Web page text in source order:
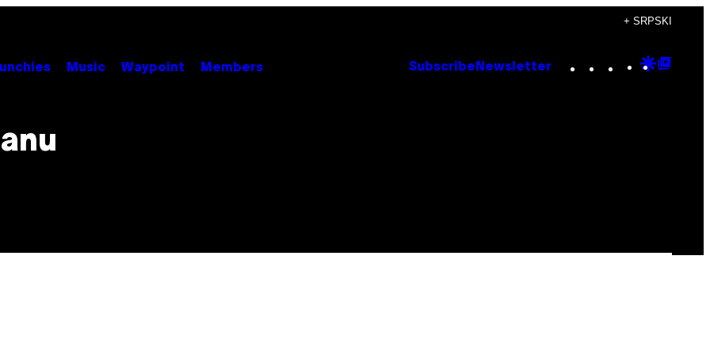
+ SRPSKI
Music Waypoint Members Subscribe Newsletter Instagram
TikTok
YouTube
Google